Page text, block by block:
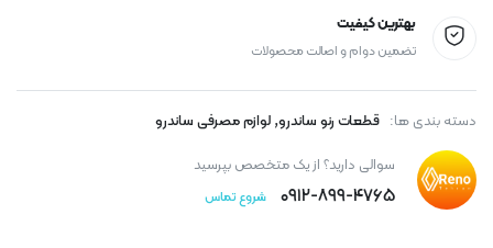
بهترین کیفیت
تضمین دوام و اصالت محصولات
دسته بندی ها: قطعات رنو ساندرو,لوازم مصرفی ساندرو
سوالی دارید؟ از یک متخصص بپرسید
۰۹۱۲-۸۹۹-۴۷۶۵ شروع تماس